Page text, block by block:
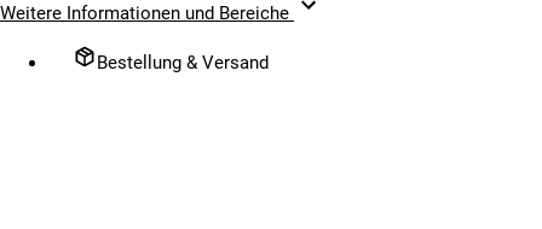
Weitere Informationen und Bereiche
Bestellung & Versand